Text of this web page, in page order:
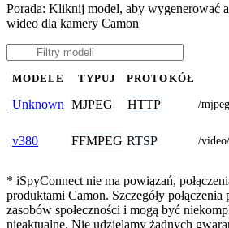
Porada: Kliknij model, aby wygenerować
wideo dla kamery Camon
MODELE TYPUJ PROTOKÓŁ
Unknown MJPEG HTTP /mjpeg
v380 FFMPEG RTSP /
* iSpyConnect nie ma powiązań,
produktami Camon. Szczegóły
zasobów społeczności i mogą być
nieaktualne. Nie udzielamy żadnych